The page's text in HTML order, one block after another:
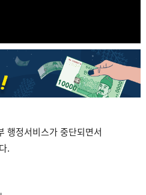
행정서비스가 중단되면서
.